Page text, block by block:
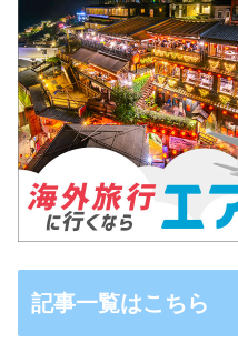
記事一覧はこちら